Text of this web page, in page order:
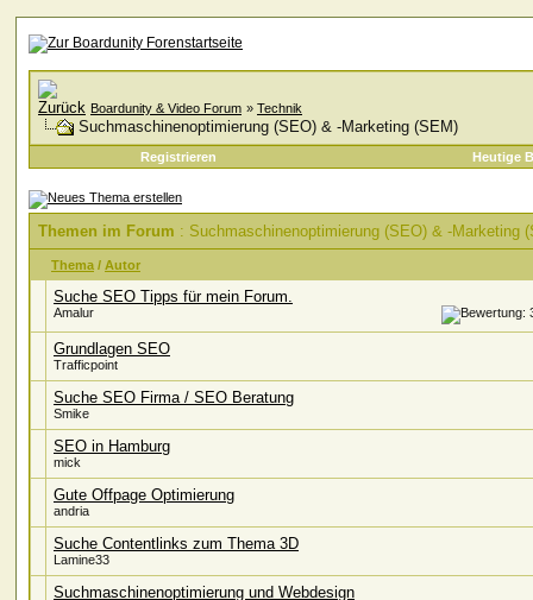
Boardunity & Video Forum » Technik
Suchmaschinenoptimierung (SEO) & -Marketing (SEM)
Registrieren Heutige
Themen im Forum : Suchmaschinenoptimierung (SEO) & -Marketing
Thema / Autor
Suche SEO Tipps für mein Forum.
Amalur
Grundlagen SEO
Trafficpoint
Suche SEO Firma / SEO Beratung
Smike
SEO in Hamburg
mick
Gute Offpage Optimierung
andria
Suche Contentlinks zum Thema 3D
Lamine33
Suchmaschinenoptimierung und Webdesign